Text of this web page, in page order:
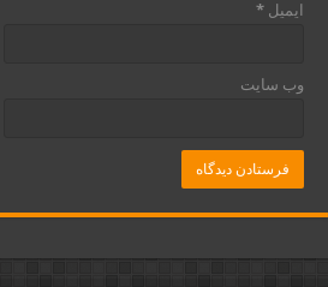
ایمیل*
وب‌ سایت